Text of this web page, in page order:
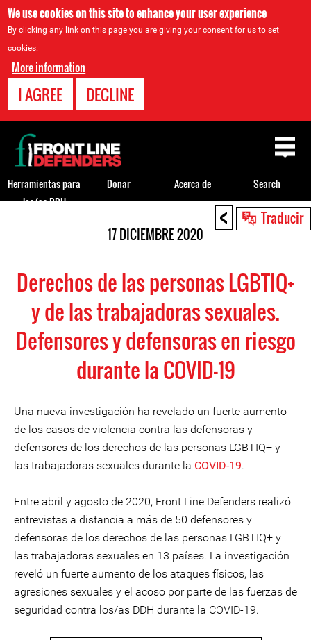
We use cookies on this site to enhance your user experience
By clicking any link on this page you are giving your consent for us to set
cookies.
More information
I AGREE DECLINE
< Traducir
17 DICIEMBRE 2020
Derechos de las personas LGBTIQ+
y de las trabajadoras sexuales.
Defensores y defensoras en riesgo
durante la COVID-19
Una nueva investigación ha revelado un fuerte aumento
de los casos de violencia contra las defensoras y
defensores de los derechos de las personas LGBTIQ+ y
las trabajadoras sexuales durante la COVID-19.
Entre abril y agosto de 2020, Front Line Defenders realizó
entrevistas a distancia a más de 50 defensores y
defensoras de los derechos de las personas LGBTIQ+ y
las trabajadoras sexuales en 13 países. La investigación
reveló un fuerte aumento de los ataques físicos, las
agresiones sexuales y el acoso por parte de las fuerzas de
seguridad contra los/as DDH durante la COVID-19.
Back
to
top
Herramientas para
los/as DDH
Donar Acerca de Search